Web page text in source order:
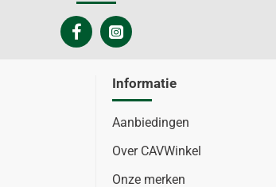
Informatie
Aanbiedingen
Over CAVWinkel
Onze merken